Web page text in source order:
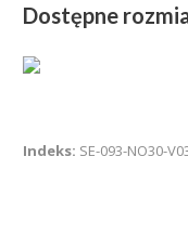
Dostępne
Indeks: SE-093-NO30-